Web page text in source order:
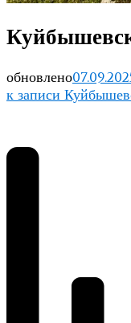
обновлено
к записи